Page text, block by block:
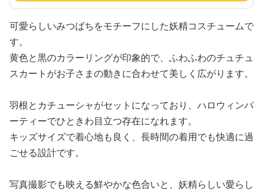
可愛らしいみつばちをモチーフにした妖精コスチュームで
す。
黄色と黒のカラーリングが印象的で、ふわふわのチュチュ
スカートがお子さまの動きに合わせて美しく広がります。
羽根とカチューシャがセットになっており、ハロウィンパ
ーティーでひときわ目立つ存在になれます。
キッズサイズで着心地も良く、長時間の着用でも快適に過
ごせる設計です。
写真撮影でも映える鮮やかな色合いと、妖精らしい愛らし